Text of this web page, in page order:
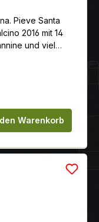
Pieve Santa
2016 mit 14
und viel
Satt und
Warenkorb